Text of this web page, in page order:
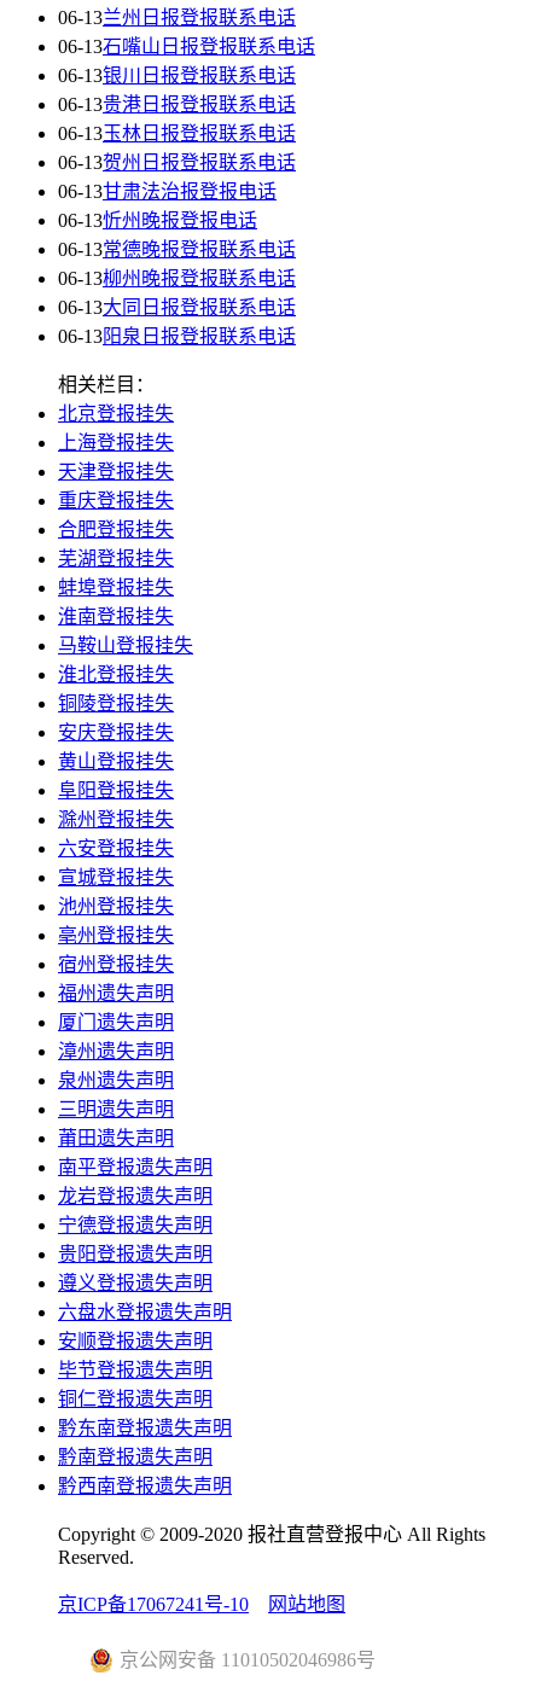
06-13兰州日报登报联系电话
06-13石嘴山日报登报联系电话
06-13银川日报登报联系电话
06-13贵港日报登报联系电话
06-13玉林日报登报联系电话
06-13贺州日报登报联系电话
06-13甘肃法治报登报电话
06-13忻州晚报登报电话
06-13常德晚报登报联系电话
06-13柳州晚报登报联系电话
06-13大同日报登报联系电话
06-13阳泉日报登报联系电话
相关栏目：
北京登报挂失
上海登报挂失
天津登报挂失
重庆登报挂失
合肥登报挂失
芜湖登报挂失
蚌埠登报挂失
淮南登报挂失
马鞍山登报挂失
淮北登报挂失
铜陵登报挂失
安庆登报挂失
黄山登报挂失
阜阳登报挂失
滁州登报挂失
六安登报挂失
宣城登报挂失
池州登报挂失
亳州登报挂失
宿州登报挂失
福州遗失声明
厦门遗失声明
漳州遗失声明
泉州遗失声明
三明遗失声明
莆田遗失声明
南平登报遗失声明
龙岩登报遗失声明
宁德登报遗失声明
贵阳登报遗失声明
遵义登报遗失声明
六盘水登报遗失声明
安顺登报遗失声明
毕节登报遗失声明
铜仁登报遗失声明
黔东南登报遗失声明
黔南登报遗失声明
黔西南登报遗失声明
Copyright © 2009-2020 报社直营登报中心 All Rights
Reserved.
京ICP备17067241号-10 网站地图
京公网安备 11010502046986号